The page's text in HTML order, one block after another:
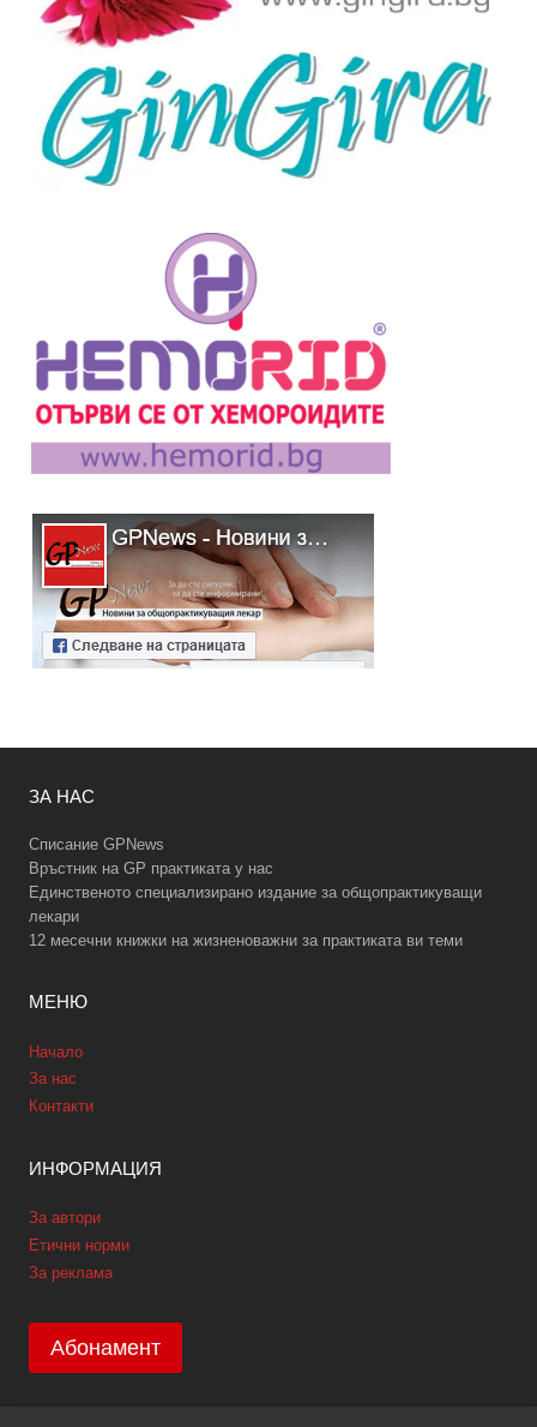
ЗА НАС
Списание GPNews
Връстник на GP практиката у нас
Единственото специализирано издание за общопрактикуващи
лекари
12 месечни книжки на жизненоважни за практиката ви теми
МЕНЮ
Начало
За нас
Контакти
ИНФОРМАЦИЯ
За автори
Етични норми
За реклама
Абонамент